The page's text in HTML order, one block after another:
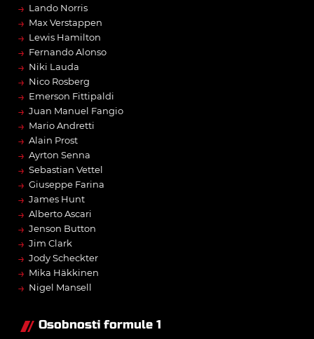
→ Lando Norris
→ Max Verstappen
→ Lewis Hamilton
→ Fernando Alonso
→ Niki Lauda
→ Nico Rosberg
→ Emerson Fittipaldi
→ Juan Manuel Fangio
→ Mario Andretti
→ Alain Prost
→ Ayrton Senna
→ Sebastian Vettel
→ Giuseppe Farina
→ James Hunt
→ Alberto Ascari
→ Jenson Button
→ Jim Clark
→ Jody Scheckter
→ Mika Häkkinen
→ Nigel Mansell
Osobnosti formule 1